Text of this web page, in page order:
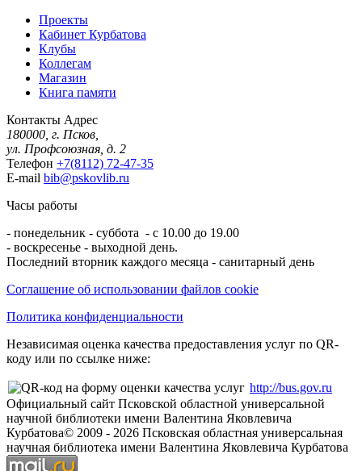
Проекты
Кабинет Курбатова
Клубы
Коллегам
Магазин
Книга памяти
Контакты Адрес
180000, г. Псков,
ул. Профсоюзная, д. 2
Телефон +7(8112) 72-47-35
E-mail bib@pskovlib.ru
Часы работы
- понедельник - суббота - с 10.00 до 19.00
- воскресенье - выходной день.
Последний вторник каждого месяца - санитарный день
Соглашение об использовании файлов cookie
Политика конфиденциальности
Независимая оценка качества предоставления услуг по QR-
коду или по ссылке ниже:
http://bus.gov.ru
Официальный сайт Псковской областной универсальной
научной библиотеки имени Валентина Яковлевича
Курбатова© 2009 - 2026 Псковская областная универсальная
научная библиотека имени Валентина Яковлевича Курбатова